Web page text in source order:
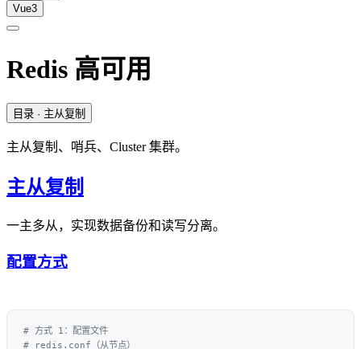
Vue3
Redis 高可用
目录 · 主从复制
主从复制、哨兵、Cluster 集群。
主从复制
一主多从，实现数据备份和读写分离。
配置方式